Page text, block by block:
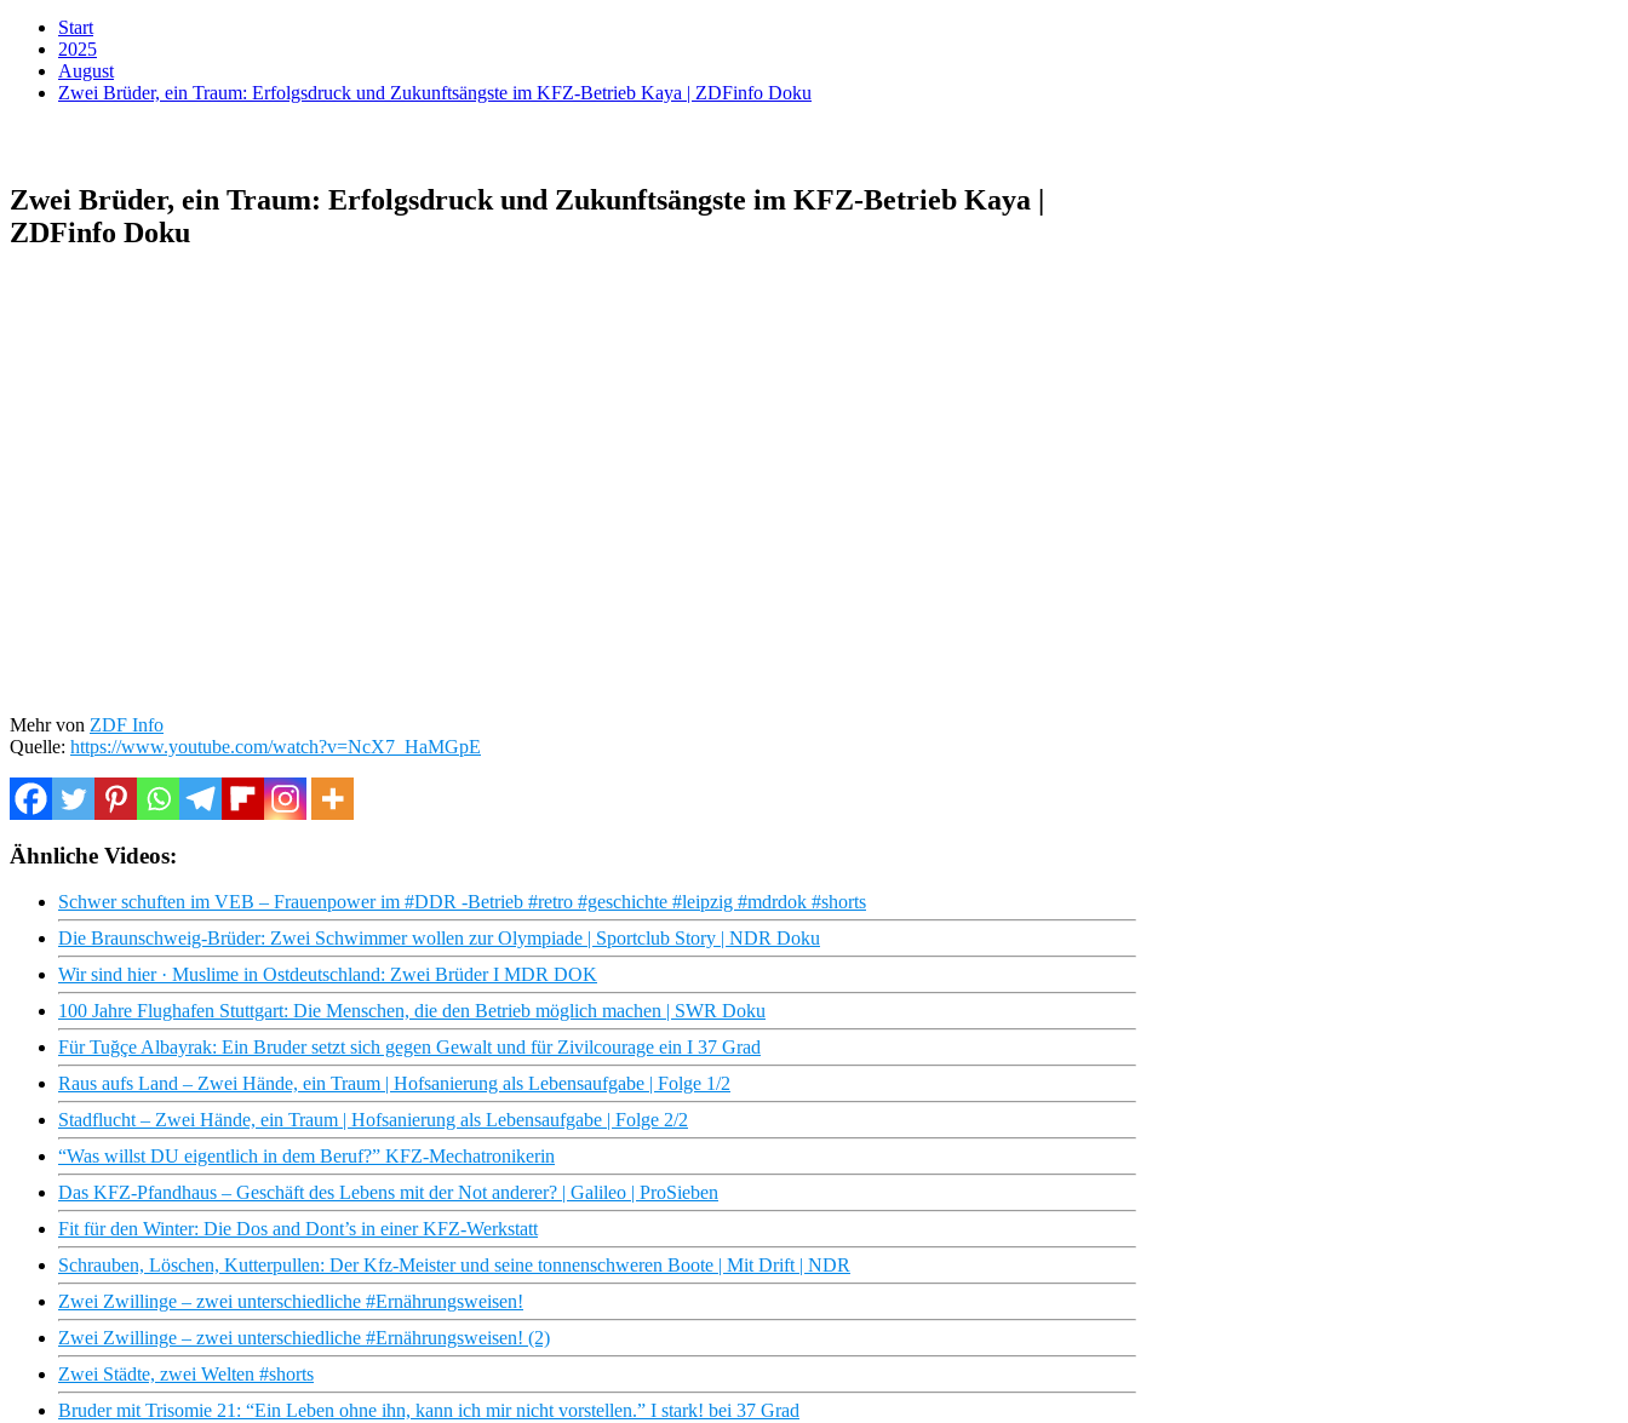
Start
2025
August
Zwei Brüder, ein Traum: Erfolgsdruck und Zukunftsängste im KFZ-Betrieb Kaya | ZDFinfo Doku
Zwei Brüder, ein Traum: Erfolgsdruck und Zukunftsängste im KFZ-Betrieb Kaya |
ZDFinfo Doku
Mehr von ZDF Info
Quelle: https://www.youtube.com/watch?v=NcX7_HaMGpE
Ähnliche Videos:
Schwer schuften im VEB – Frauenpower im #DDR -Betrieb #retro #geschichte #leipzig #mdrdok #shorts
Die Braunschweig-Brüder: Zwei Schwimmer wollen zur Olympiade | Sportclub Story | NDR Doku
Wir sind hier · Muslime in Ostdeutschland: Zwei Brüder I MDR DOK
100 Jahre Flughafen Stuttgart: Die Menschen, die den Betrieb möglich machen | SWR Doku
Für Tuğçe Albayrak: Ein Bruder setzt sich gegen Gewalt und für Zivilcourage ein I 37 Grad
Raus aufs Land – Zwei Hände, ein Traum | Hofsanierung als Lebensaufgabe | Folge 1/2
Stadflucht – Zwei Hände, ein Traum | Hofsanierung als Lebensaufgabe | Folge 2/2
“Was willst DU eigentlich in dem Beruf?” KFZ-Mechatronikerin
Das KFZ-Pfandhaus – Geschäft des Lebens mit der Not anderer? | Galileo | ProSieben
Fit für den Winter: Die Dos and Dont’s in einer KFZ-Werkstatt
Schrauben, Löschen, Kutterpullen: Der Kfz-Meister und seine tonnenschweren Boote | Mit Drift | NDR
Zwei Zwillinge – zwei unterschiedliche #Ernährungsweisen!
Zwei Zwillinge – zwei unterschiedliche #Ernährungsweisen! (2)
Zwei Städte, zwei Welten #shorts
Bruder mit Trisomie 21: ​​“Ein Leben ohne ihn, kann ich mir nicht vorstellen.” I stark! bei 37 Grad